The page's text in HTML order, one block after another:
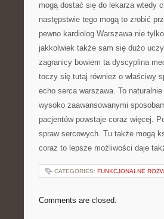
mogą dostać się do lekarza wtedy
następstwie tego mogą to zrobić
pewno kardiolog Warszawa nie
jakkolwiek także sam się dużo
zagranicy bowiem ta dyscyplina
toczy się tutaj również o właściwy
echo serca warszawa. To
wysoko zaawansowanymi
pacjentów powstaje coraz więcej.
spraw sercowych. Tu także mogą
coraz to lepsze możliwości daje
CATEGORIES: FUNKCJONALNE
Comments are closed.